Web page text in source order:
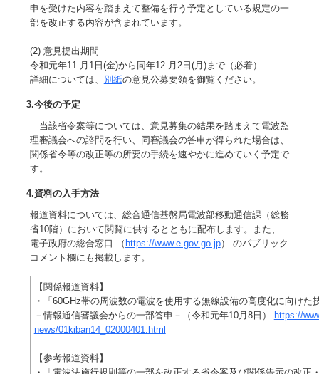
申を受けた内容を踏まえて整備を行う予定としている規定の一
部を改正する内容が含まれています。
(2) 意見提出期間
令和元年11 月1日(金)から同年12 月2日(月)まで（必着）
詳細については、 別紙の意見公募要領を御覧ください。
3.今後の予定
当該省令案等については、意見募集の結果を踏まえて電波監
理審議会への諮問を行い、同審議会の答申が得られた場合は、
関係省令等の改正等の所要の手続を速やかに進めていく予定で
す。
4.資料の入手方法
報道資料については、総合通信基盤局電波部移動通信課（総務
省10階）において閲覧に供するとともに配布します。また、
電子政府の総合窓口 （ https://www.e-gov.go.jp） のパブリック
コメント欄にも掲載します。
【関係報道資料】
・「60GHz帯の周波数の電波を使用する無線設備の高度化に向けた
－情報通信審議会からの一部答申－（令和元年10月8日）
https://
news/01kiban14_02000401.html
【参考報道資料】